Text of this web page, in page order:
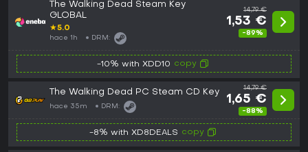
The Walking Dead Steam Key
GLOBAL
★5.0
hace 1h DRM:
14,79 €
1,53 €
-89%
-10% with XDD10 copy
The Walking Dead PC Steam CD Key
hace 35m DRM:
14,79 €
1,65 €
-88%
-8% with XD8DEALS copy